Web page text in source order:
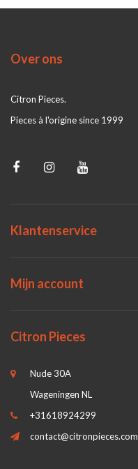
Over ons
Citron Pieces.
Pieces à l'origine since 1999
Klantenservice
Mijn account
Citron Pieces
Nude 30A
Wageningen NL
+31618924299
contact@citronpieces.com